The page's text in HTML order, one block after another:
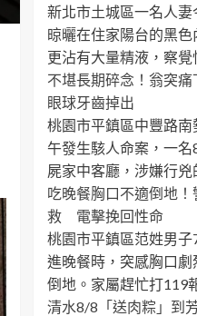
新北市土城區一名人
晾曬在住家陽台的黑
更沾有大量精液，察
不堪長期碎念！翁突
眼球牙齒掉出
桃園市平鎮區中豐路
午發生駭人命案，一
屍家中客廳，涉嫌行
吃晚餐胸口不適倒地
救 電擊挽回性命
桃園市平鎮區范姓男
進晚餐時，突感胸口
倒地。家屬趕忙打119
清水8/8「送肉粽」到